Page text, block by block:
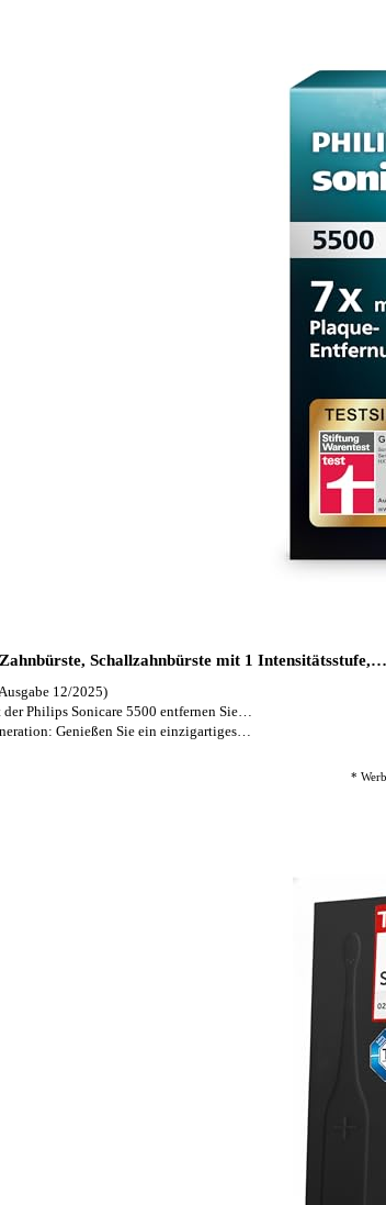
Schallzahnbürste mit 1 Intensitätsstufe,…
12/2025)
Philips Sonicare 5500 entfernen Sie…
Genießen Sie ein einzigartiges…
*